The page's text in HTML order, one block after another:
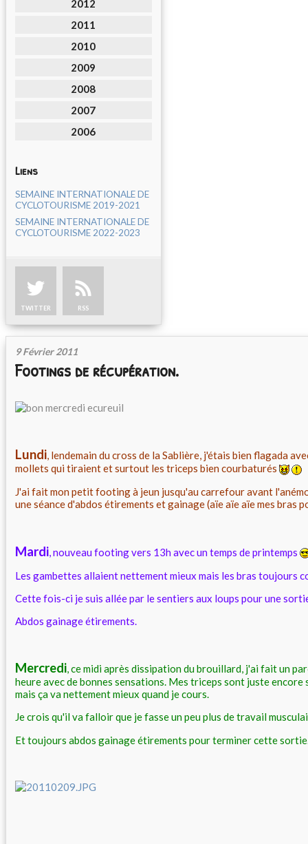
2012
2011
2010
2009
2008
2007
2006
Liens
SEMAINE INTERNATIONALE DE
CYCLOTOURISME 2019-2021
SEMAINE INTERNATIONALE DE
CYCLOTOURISME 2022-2023
TWITTER RSS
9 Février 2011
Footings de récupération.
Lundi, lendemain du cross de la Sablière, j'étais bien flagada
mollets qui tiraient et surtout les triceps bien courbaturés
J'ai fait mon petit footing à jeun jusqu'au carrefour avant
une séance d'abdos étirements et gainage (aïe aïe aïe mes bras
Mardi, nouveau footing vers 13h avec un temps de printemps
Les gambettes allaient nettement mieux mais les bras toujours
Cette fois-ci je suis allée par le sentiers aux loups pour une
Abdos gainage étirements.
Mercredi, ce midi après dissipation du brouillard, j'ai fait un
heure avec de bonnes sensations. Mes triceps sont juste encore
mais ça va nettement mieux quand je cours.
Je crois qu'il va falloir que je fasse un peu plus de travail
Et toujours abdos gainage étirements pour terminer cette